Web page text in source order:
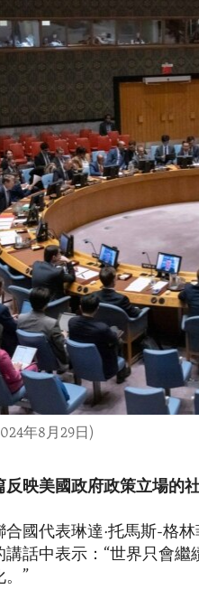
年8月29日)
反映美國政府政策立場的社
合國代表琳達·托馬斯-格
講話中表示：“世界只會
。”